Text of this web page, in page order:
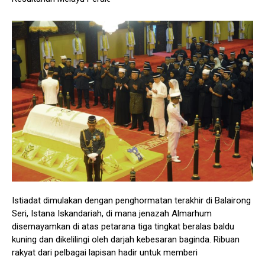
Istiadat dimulakan dengan penghormatan terakhir di Balairong
Seri, Istana Iskandariah, di mana jenazah Almarhum
disemayamkan di atas petarana tiga tingkat beralas baldu
kuning dan dikelilingi oleh darjah kebesaran baginda. Ribuan
rakyat dari pelbagai lapisan hadir untuk memberi